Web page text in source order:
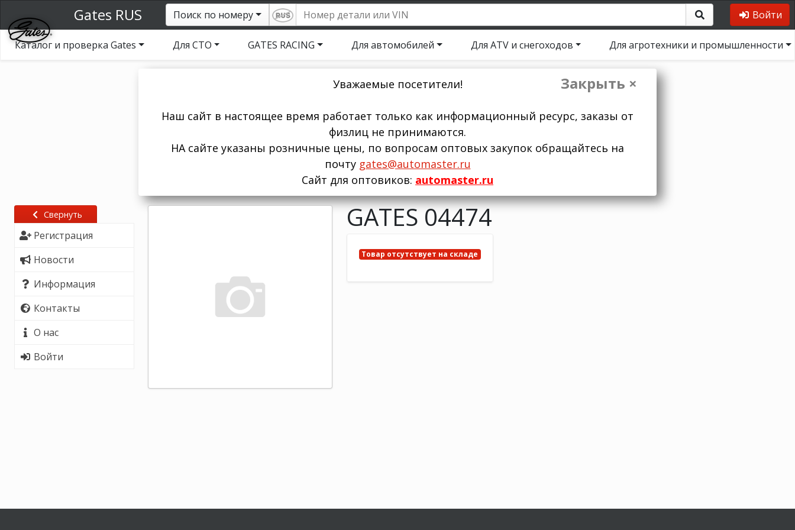
Gates RUS Поиск по номеру Войти
Каталог и проверка Gates Для СТО GATES RACING Для автомобилей Для ATV и снегоходов Для агротехники и промышленности
Закрыть ×
Уважаемые посетители!
Наш сайт в настоящее время работает только как информационный ресурс, заказы от
физлиц не принимаются.
НА сайте указаны розничные цены, по вопросам оптовых закупок обращайтесь на
почту gates@automaster.ru
Сайт для оптовиков: automaster.ru
Свернуть
Регистрация
Новости
Информация
Контакты
О нас
Войти
GATES 04474
Товар отсутствует на складе